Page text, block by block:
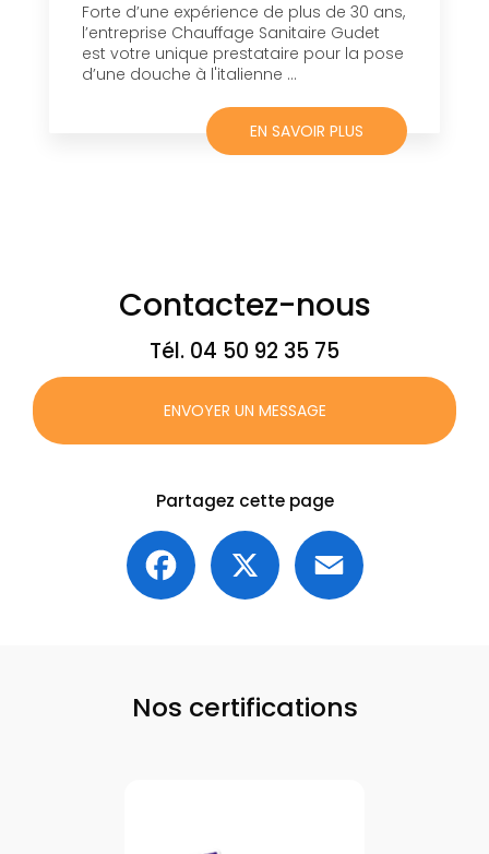
Forte d’une expérience de plus de 30 ans,
l’entreprise Chauffage Sanitaire Gudet
est votre unique prestataire pour la pose
d’une douche à l'italienne ...
EN SAVOIR PLUS
Contactez-nous
Tél. 04 50 92 35 75
ENVOYER UN MESSAGE
Partagez cette page
Facebook
Nos certifications